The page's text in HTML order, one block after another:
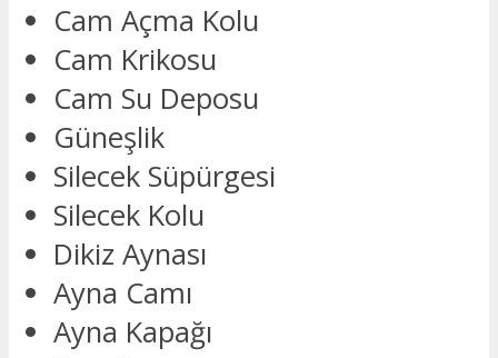
Cam Açma Kolu
Cam Krikosu
Cam Su Deposu
Güneşlik
Silecek Süpürgesi
Silecek Kolu
Dikiz Aynası
Ayna Camı
Ayna Kapağı